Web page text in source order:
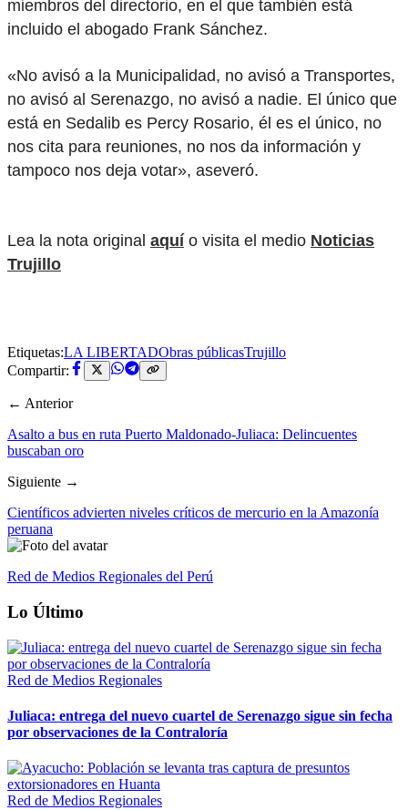
miembros del directorio, en el que también está
incluido el abogado Frank Sánchez.
«No avisó a la Municipalidad, no avisó a Transportes,
no avisó al Serenazgo, no avisó a nadie. El único que
está en Sedalib es Percy Rosario, él es el único, no
nos cita para reuniones, no nos da información y
tampoco nos deja votar», aseveró.
Lea la nota original aquío visita el medio Noticias
Trujillo
Etiquetas:LA LIBERTADObras públicasTrujillo
Compartir:
← Anterior
Asalto a bus en ruta Puerto Maldonado-Juliaca: Delincuentes
buscaban oro
Siguiente →
Científicos advierten niveles críticos de mercurio en la Amazonía
peruana
Red de Medios Regionales del Perú
Lo Último
Red de Medios Regionales
Juliaca: entrega del nuevo cuartel de Serenazgo sigue sin fecha
por observaciones de la Contraloría
Red de Medios Regionales